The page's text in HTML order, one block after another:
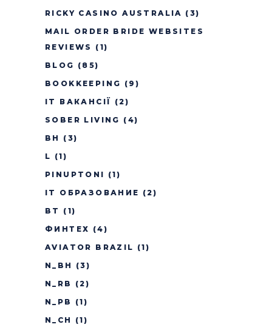
RICKY CASINO AUSTRALIA (3)
MAIL ORDER BRIDE WEBSITES
REVIEWS
(1)
BLOG (85)
BOOKKEEPING (9)
IT ВАКАНСІЇ
(2)
SOBER LIVING (4)
BH
(3)
L (1)
PINUPTONI (1)
IT ОБРАЗОВАНИЕ (2)
BT
(1)
ФИНТЕХ (4)
AVIATOR BRAZIL (1)
N_BH
(3)
N_RB
(2)
N_PB
(1)
N_CH
(1)